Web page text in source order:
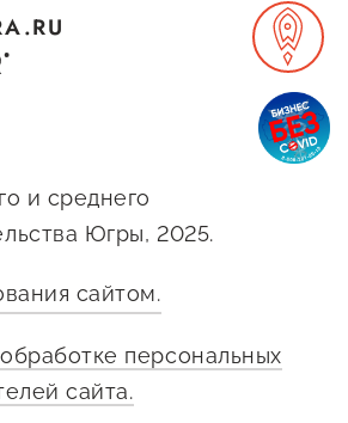
и среднего
Югры, 2025.
сайтом.
персональных
сайта.